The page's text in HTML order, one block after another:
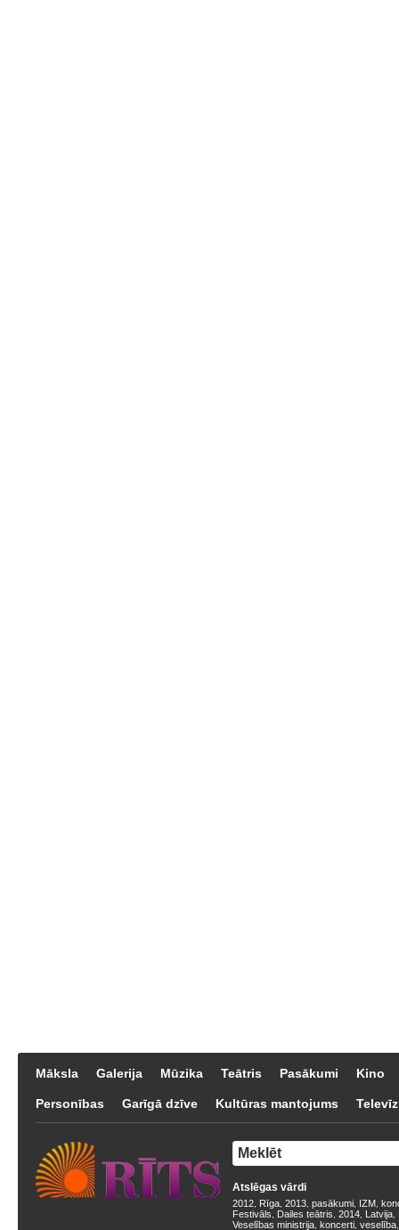
Māksla Galerija Mūzika Teātris Pasākumi Kino
Personības Garīgā dzīve Kultūras mantojums
Atslēgas vārdi
2012 Rīga 2013 pasākumi IZM
Festivāls
Dailes teātris 2014 Latvija
Veselības ministrija koncerti veselība